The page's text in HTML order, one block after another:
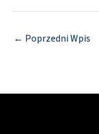
← Poprzedni Wpis